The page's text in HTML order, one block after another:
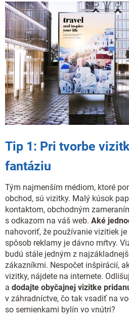
Tip 1: Pri tvorbe
fantáziu
Tým najmenším médiom, ktoré
obchod, sú vizitky. Malý kúsok
kontaktom, obchodným
s odkazom na váš web. Aké
nahovoriť, že používanie vizitiek
spôsob reklamy je dávno mŕtvy.
budú stále jedným z
zákazníkmi. Nespočet inšpirácií,
vizitky, nájdete na internete.
a dodajte obyčajnej vizitke
v záhradníctve, čo tak vsadiť na
so semienkami bylín vo vnútri?